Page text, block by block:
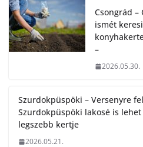
Csongrád –
ismét
–
2026.05.30.
Szurdokpüspöki – Versenyre
Szurdokpüspöki lakosé is lehet
legszebb kertje
2026.05.21.